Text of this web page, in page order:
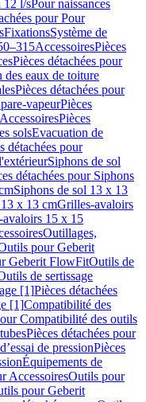
12 l/sPour naissances
pour Pour
FixationsSystème de
AccessoiresPièces
Pièces détachées pour
des eaux de toiture
Pièces détachées pour
vapeurPièces
AccessoiresPièces
solsEvacuation de
détachées pour
Siphons de sol
détachées pour Siphons
Siphons de sol 13 x 13
x 13 cmGrilles-avaloirs
avaloirs 15 x 15
Outillages,
pour Geberit
Geberit FlowFitOutils de
de sertissage
[1]Pièces détachées
[1]Compatibilité des
Compatibilité des outils
Pièces détachées pour
de pressionPièces
Équipements de
AccessoiresOutils pour
pour Geberit